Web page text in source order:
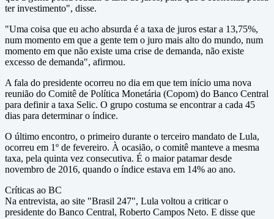
ter investimento", disse.
"Uma coisa que eu acho absurda é a taxa de juros estar a 13,75%,
num momento em que a gente tem o juro mais alto do mundo, num
momento em que não existe uma crise de demanda, não existe
excesso de demanda", afirmou.
A fala do presidente ocorreu no dia em que tem início uma nova
reunião do Comitê de Política Monetária (Copom) do Banco Central
para definir a taxa Selic. O grupo costuma se encontrar a cada 45
dias para determinar o índice.
O último encontro, o primeiro durante o terceiro mandato de Lula,
ocorreu em 1º de fevereiro. À ocasião, o comitê manteve a mesma
taxa, pela quinta vez consecutiva. É o maior patamar desde
novembro de 2016, quando o índice estava em 14% ao ano.
Críticas ao BC
Na entrevista, ao site "Brasil 247", Lula voltou a criticar o
presidente do Banco Central, Roberto Campos Neto. E disse que